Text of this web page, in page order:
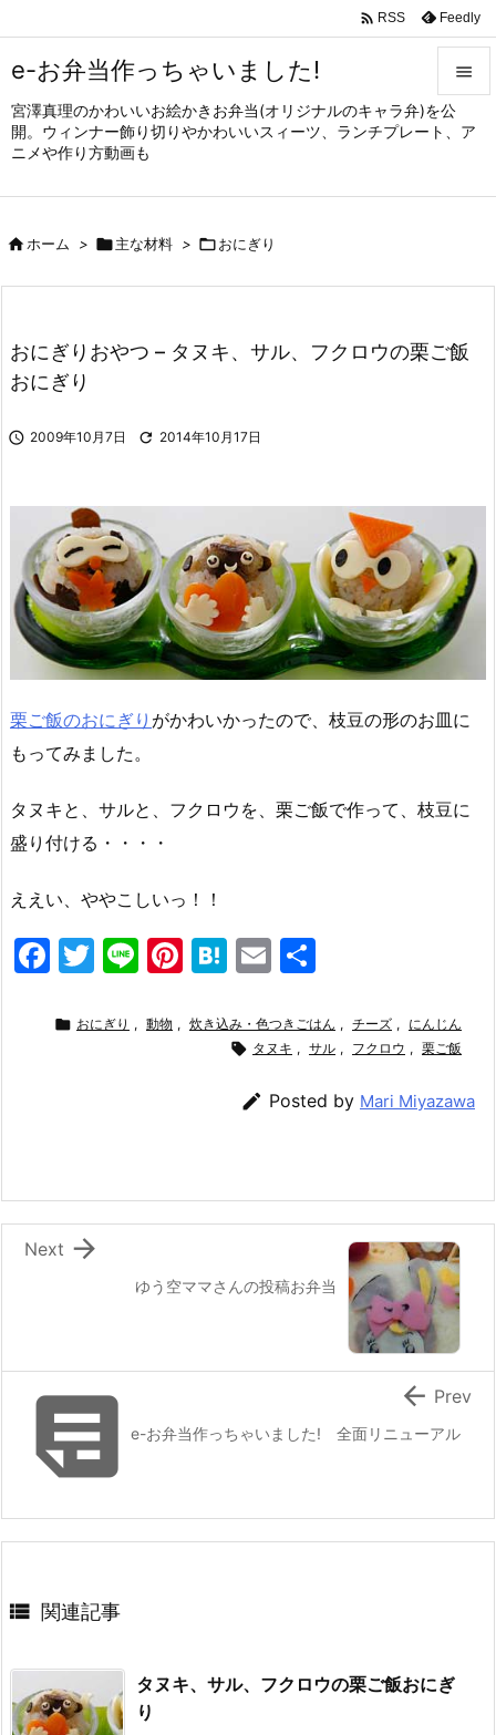
e-お弁当作っちゃいました!
宮澤真理のかわいいお絵かきお弁当(オリジナルのキャラ弁)を公
開。ウィンナー飾り切りやかわいいスィーツ、ランチプレート、ア
ニメや作り方動画も


メニュ
サイド


検索
 RSS Feedly
ホーム > 主な材料 > おにぎり
おにぎりおやつ – タヌキ、サル、フクロウの栗ご飯
おにぎり
 2009年10月7日  2014年10月17日
栗ご飯のおにぎり がかわいかったので、枝豆の形のお皿に
もってみました。
タヌキと、サルと、フクロウを、栗ご飯で作って、枝豆に
盛り付ける・・・・
ええい、ややこしいっ！！
F
c
k
T
itt
Li
e
Pi
er
H
e
n
a
E
ai
l
 おにぎり , 動物 , 炊き込み・色つきごはん , チーズ , にんじん
 タヌキ , サル , フクロウ , 栗ご飯
 Posted by Mari Miyazawa
ゆう空ママさんの投稿お弁当

Next
e-お弁当作っちゃいました! 全面リニューアル
 Prev
 関連記事
タヌキ、サル、フクロウの栗ご飯おにぎ
り